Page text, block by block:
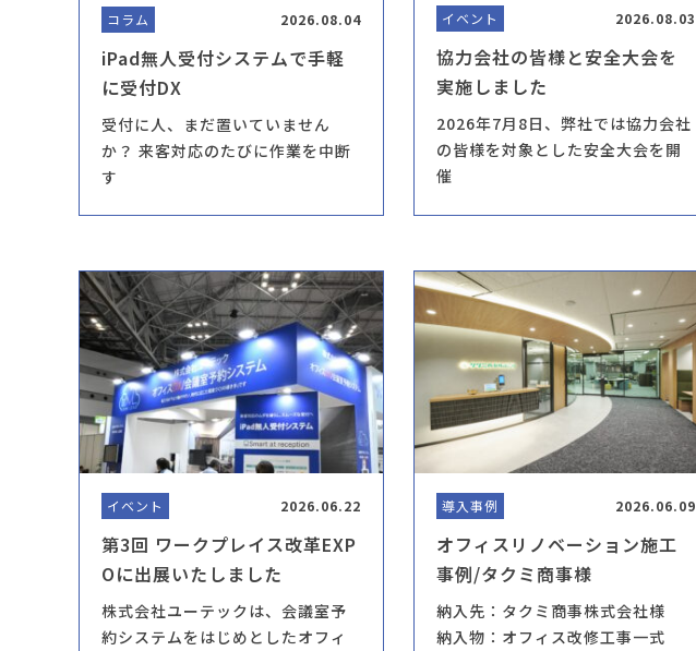
コラム 2026.08.04
iPad無人受付システムで手軽
に受付DX
受付に人、まだ置いていません
か？ 来客対応のたびに作業を中断
す
イベント 2026.08.03
協力会社の皆様と安全大会を
実施しました
2026年7月8日、弊社では協力会社
の皆様を対象とした安全大会を開
催
イベント 2026.06.22
第3回 ワークプレイス改革EXP
Oに出展いたしました
株式会社ユーテックは、会議室予
約システムをはじめとしたオフィ
導入事例 2026.06.09
オフィスリノベーション施工
事例/タクミ商事様
納入先：タクミ商事株式会社様
納入物：オフィス改修工事一式